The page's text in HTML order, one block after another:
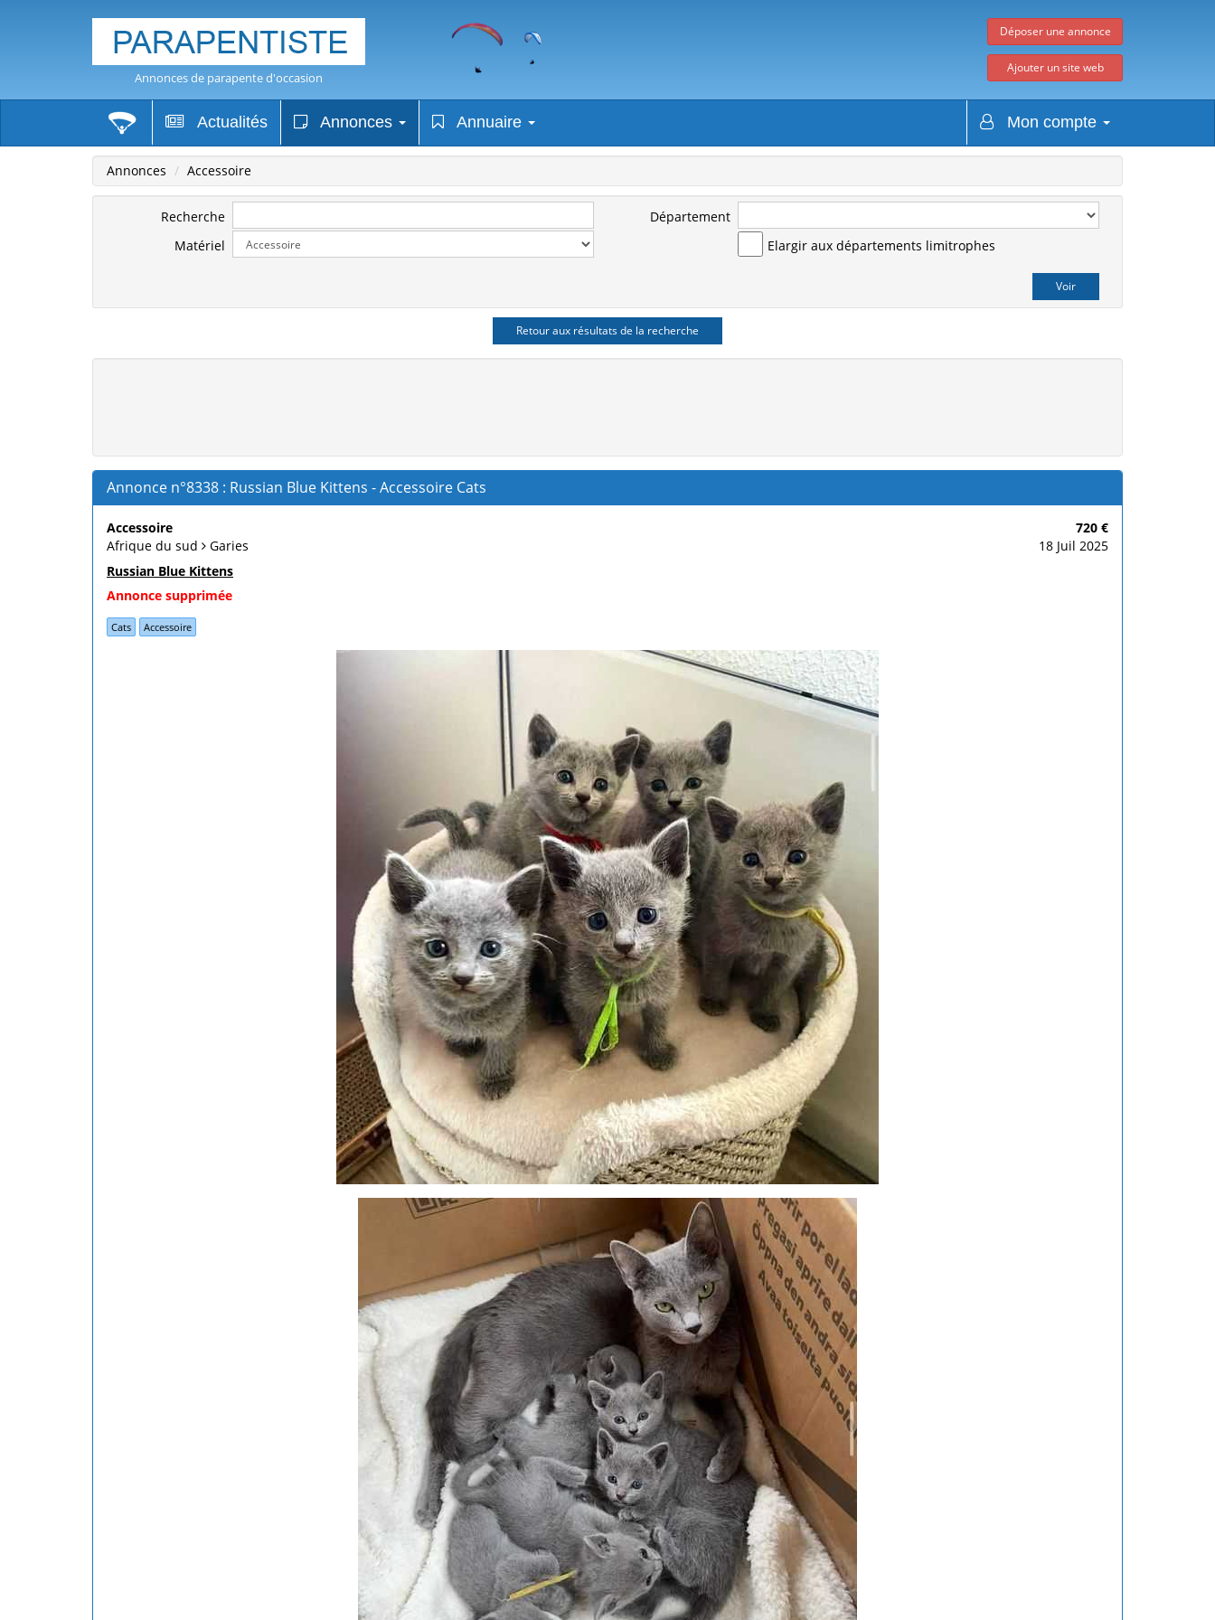
Annonces de parapente d'occasion
Déposer une annonce
Ajouter un site web
Actualités Annonces Annuaire Mon compte
Annonces Accessoire
Recherche
Matériel
Département
Elargir aux départements limitrophes
Retour aux résultats de la recherche
Annonce n°8338 : Russian Blue Kittens - Accessoire Cats
Accessoire
720 €
Afrique du sud
Garies
18 Juil 2025
Russian Blue Kittens
Annonce supprimée
Cats Accessoire